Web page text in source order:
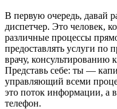
В первую очередь, давай
диспетчер. Это человек,
различные процессы
предоставлять услуги по
врачу, консультированию
Представь себе: ты —
управляющий всеми
это поток информации, а
телефон.